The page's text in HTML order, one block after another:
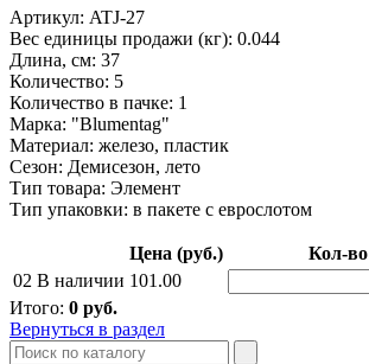
Артикул: ATJ-27
Вес единицы продажи (кг): 0.044
Длина, см: 37
Количество: 5
Количество в пачке: 1
Марка: "Blumentag"
Материал: железо, пластик
Сезон: Демисезон, лето
Тип товара: Элемент
Тип упаковки: в пакете с еврослотом
Цена (руб.) Кол-во
02 В наличии 101.00
Итого: 0 руб.
Вернуться в раздел